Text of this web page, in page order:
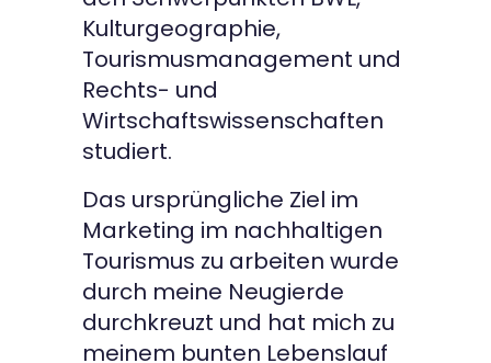
Kulturgeographie,
Tourismusmanagement und
Rechts- und
Wirtschaftswissenschaften
studiert.
Das ursprüngliche Ziel im
Marketing im nachhaltigen
Tourismus zu arbeiten wurde
durch meine Neugierde
durchkreuzt und hat mich zu
meinem bunten Lebenslauf